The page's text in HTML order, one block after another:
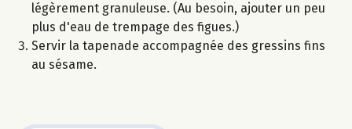
légèrement granuleuse. (Au besoin, ajouter un peu
plus d'eau de trempage des figues.)
Servir la tapenade accompagnée des gressins fins
au sésame.